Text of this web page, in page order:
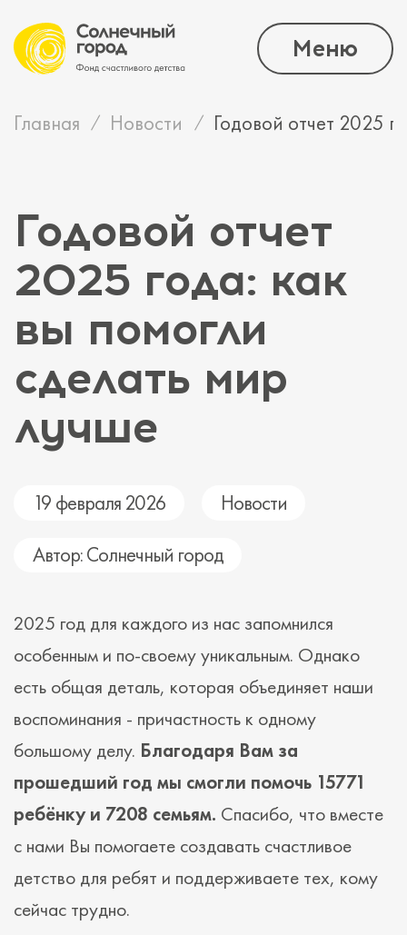
Меню
Главная Новости Годовой отчет 2025
Годовой отчет
2025 года: как
вы помогли
сделать мир
лучше
19 февраля 2026
Новости
Автор: Солнечный город
2025 год для каждого из нас запомнился
особенным и по-своему уникальным. Однако
есть общая деталь, которая объединяет наши
воспоминания - причастность к одному
большому делу. Благодаря Вам за
прошедший год мы смогли помочь 15771
ребёнку и 7208 семьям. Спасибо, что вместе
с нами Вы помогаете создавать счастливое
детство для ребят и поддерживаете тех, кому
сейчас трудно.